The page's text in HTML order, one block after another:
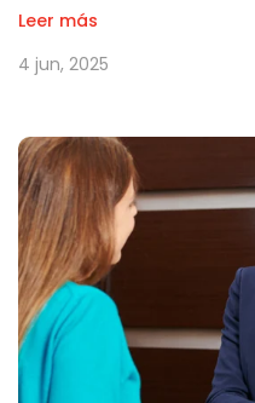
Leer más
4 jun, 2025